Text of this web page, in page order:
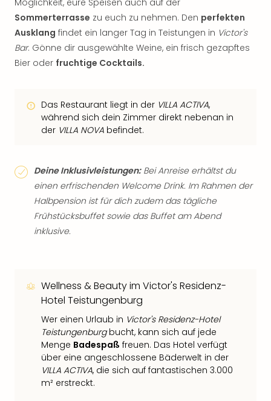
Möglichkeit, eure Speisen auch auf der
Sommerterrasse zu euch zu nehmen. Den perfekten
Ausklang findet ein langer Tag in Teistungen in Victor's
Bar. Gönne dir ausgewählte Weine, ein frisch gezapftes
Bier oder fruchtige Cocktails.
Das Restaurant liegt in der VILLA ACTIVA,
während sich dein Zimmer direkt nebenan in
der VILLA NOVA befindet.
Deine Inklusivleistungen:Bei Anreise erhältst du
einen erfrischenden Welcome Drink. Im Rahmen der
Halbpension ist für dich zudem das tägliche
Frühstücksbuffet sowie das Buffet am Abend
inklusive.
Wellness & Beauty im Victor's Residenz-
Hotel Teistungenburg
Wer einen Urlaub in Victor's Residenz-Hotel
Teistungenburgbucht, kann sich auf jede
Menge Badespaß freuen. Das Hotel verfügt
über eine angeschlossene Bäderwelt in der
VILLA ACTIVA, die sich auf fantastischen 3.000
m² erstreckt.